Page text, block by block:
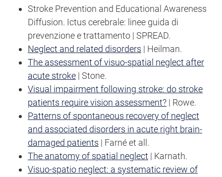
Stroke Prevention and Educational Awareness
Diffusion. Ictus cerebrale: linee guida di
prevenzione e trattamento | SPREAD.
Neglect and related disorders | Heilman.
The assessment of visuo-spatial neglect after
acute stroke | Stone.
Visual impairment following stroke: do stroke
patients require vision assessment? | Rowe.
Patterns of spontaneous recovery of neglect
and associated disorders in acute right brain-
damaged patients | Farné et all.
The anatomy of spatial neglect | Karnath.
Visuo-spatio neglect: a systematic review of